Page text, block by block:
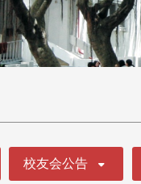
校友会公告